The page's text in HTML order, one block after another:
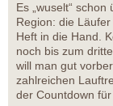
Es „wuselt“
Region: die
Heft in die Hand.
noch bis zum
will man gut
zahlreichen
der Countdown